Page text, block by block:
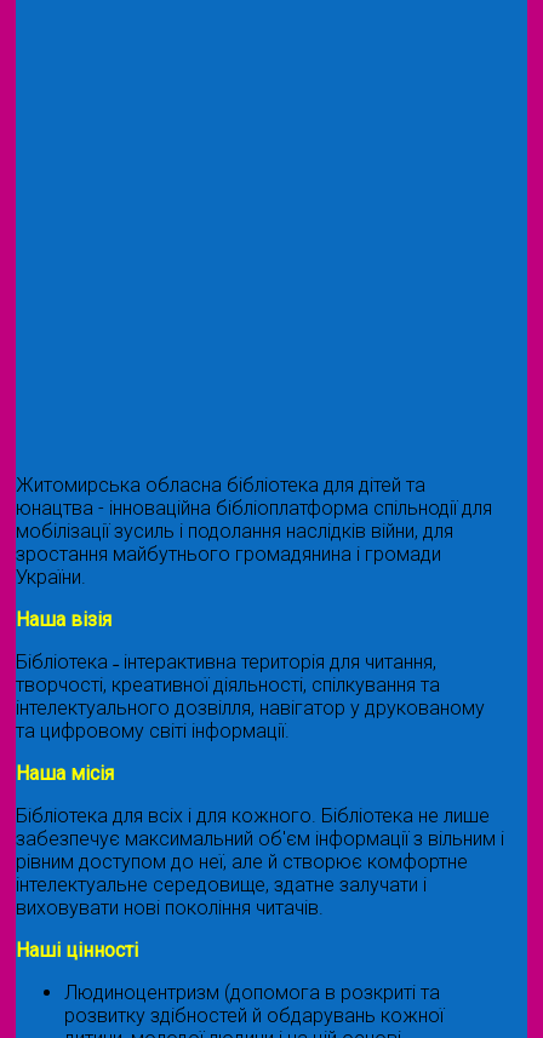
Житомирська обласна бібліотека для дітей та
юнацтва - інноваційна бібліоплатформа спільнодії для
мобілізації зусиль і подолання наслідків війни, для
зростання майбутнього громадянина і громади
України.
Наша візія
Бібліотека ˗ інтерактивна територія для читання,
творчості, креативної діяльності, спілкування та
інтелектуального дозвілля, навігатор у друкованому
та цифровому світі інформації.
Наша місія
Бібліотека для всіх і для кожного. Бібліотека не лише
забезпечує максимальний об'єм інформації з вільним і
рівним доступом до неї, але й створює комфортне
інтелектуальне середовище, здатне залучати і
виховувати нові покоління читачів.
Наші цінності
Людиноцентризм (допомога в розкриті та
розвитку здібностей й обдарувань кожної